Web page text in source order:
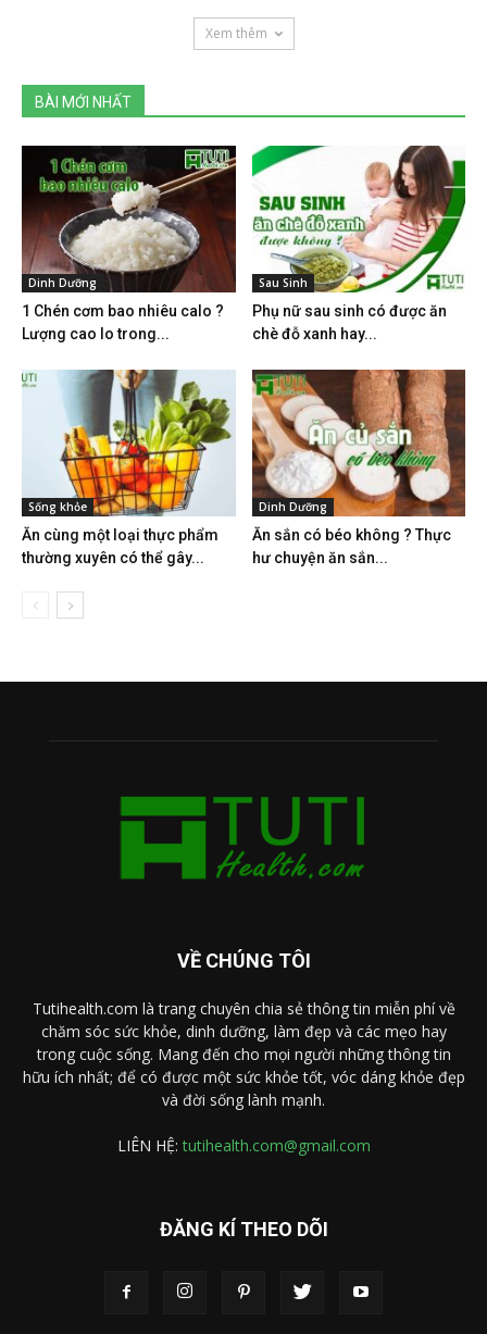
Xem thêm
BÀI MỚI NHẤT
Dinh Dưỡng
1 Chén cơm bao nhiêu calo ?
Lượng cao lo trong...
Sau Sinh
Phụ nữ sau sinh có được ăn
chè đỗ xanh hay...
Sống khỏe
Ăn cùng một loại thực phẩm
thường xuyên có thể gây...
Dinh Dưỡng
Ăn sắn có béo không ? Thực
hư chuyện ăn sắn...
VỀ CHÚNG TÔI
Tutihealth.com là trang chuyên chia sẻ thông tin miễn phí về
chăm sóc sức khỏe, dinh dưỡng, làm đẹp và các mẹo hay
trong cuộc sống. Mang đến cho mọi người những thông tin
hữu ích nhất; để có được một sức khỏe tốt, vóc dáng khỏe đẹp
và đời sống lành mạnh.
LIÊN HỆ:tutihealth.com@gmail.com
ĐĂNG KÍ THEO DÕI